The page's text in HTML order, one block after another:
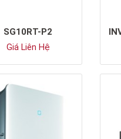
SG10RT-P2
Giá Liên Hệ